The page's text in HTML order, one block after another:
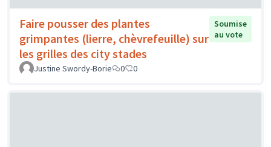
Faire pousser des plantes
grimpantes (lierre, chèvrefeuille) sur
les grilles des city stades
Soumise
au vote
Justine Swordy-Borie 0 0